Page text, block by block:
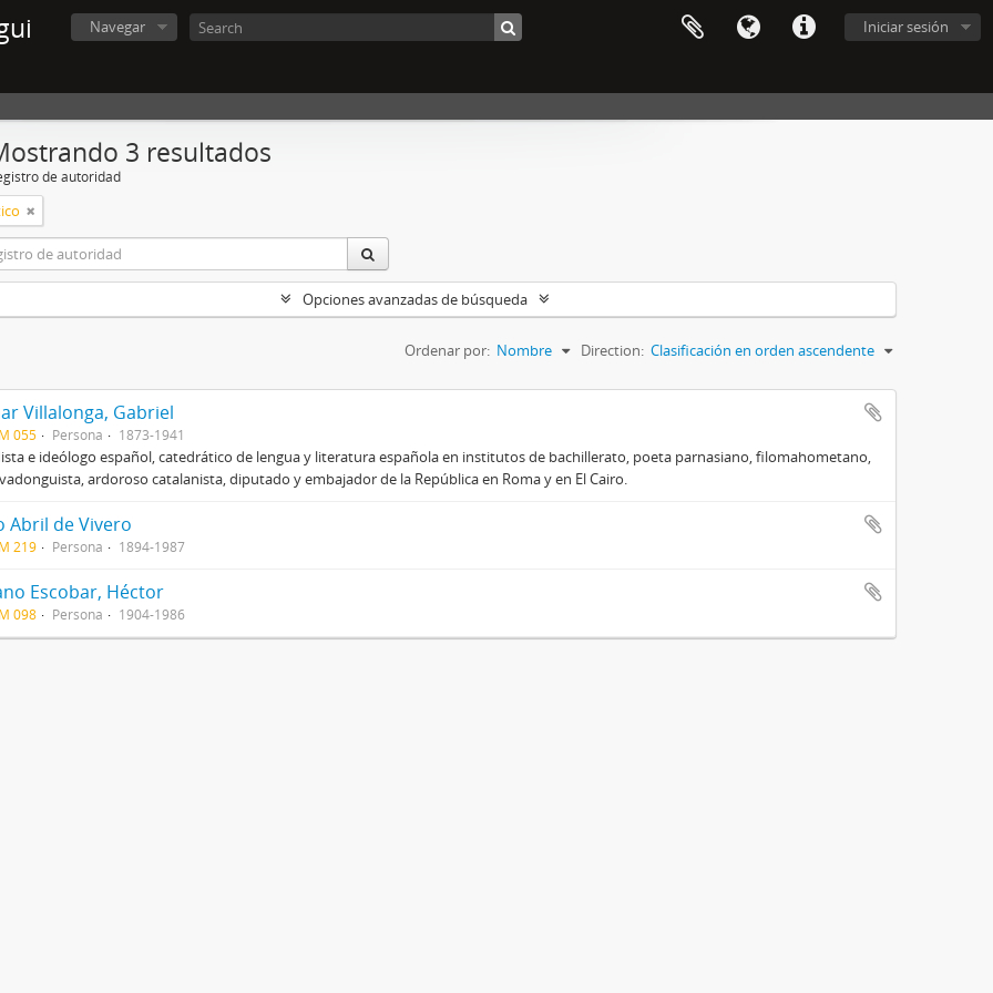
Iniciar sesión
Navegar
3 resultados
de autoridad
Opciones avanzadas de búsqueda
Ordenar por: Nombre Direction: Clasificación en orden ascendente
Villalonga, Gabriel
055 Persona 1873-1941
e ideólogo español, catedrático de lengua y literatura española en institutos de bachillerato, poeta parnasiano, filomahometano,
ardoroso catalanista, diputado y embajador de la República en Roma y en El Cairo.
Abril de Vivero
219 Persona 1894-1987
Escobar, Héctor
098 Persona 1904-1986